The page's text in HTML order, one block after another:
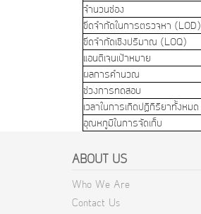
จำนวนช่อง
ขีดจำกัดในการตรวจหา (LOD)
ขีดจำกัดเชิงปริมาณ (LOQ)
แอนติเจนเป้าหมาย
ผลการคำนวณ
ช่วงการทดสอบ
เวลาในการเกิดปฏิกิริยาทั้งหมด
อุณหภูมิในการจัดเก็บ
ABOUT US
Who We Are
Contact Us